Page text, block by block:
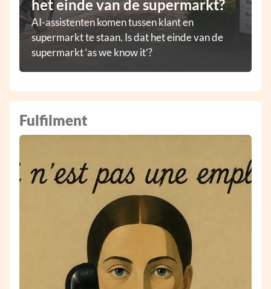
het einde van de supermarkt?
AI-assistenten komen tussen klant en
supermarkt te staan. Is dat het einde van de
supermarkt ‘as we know it’?
Fulfilment